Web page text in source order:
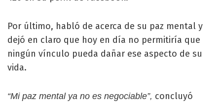
Por último, habló de acerca de su paz mental y
dejó en claro que hoy en día no permitiría que
ningún vínculo pueda dañar ese aspecto de su
vida.
“Mi paz mental ya no es negociable”, concluyó